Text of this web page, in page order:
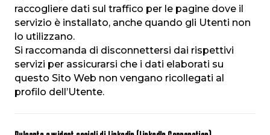
raccogliere dati sul traffico per le pagine dove il
servizio è installato, anche quando gli Utenti non
lo utilizzano.
Si raccomanda di disconnettersi dai rispettivi
servizi per assicurarsi che i dati elaborati su
questo Sito Web non vengano ricollegati al
profilo dell’Utente.